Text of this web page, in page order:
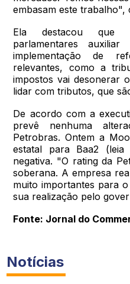
embasam este trabalho",
Ela destacou que
parlamentares
implementação de
relevantes, como a
impostos vai desonerar
lidar com tributos, que
De acordo com a
prevê nenhuma
Petrobras. Ontem a
estatal para Baa2 (leia
negativa. "O rating da
soberana. A empresa
muito importantes para
sua realização pelo
Fonte: Jornal do
Notícias